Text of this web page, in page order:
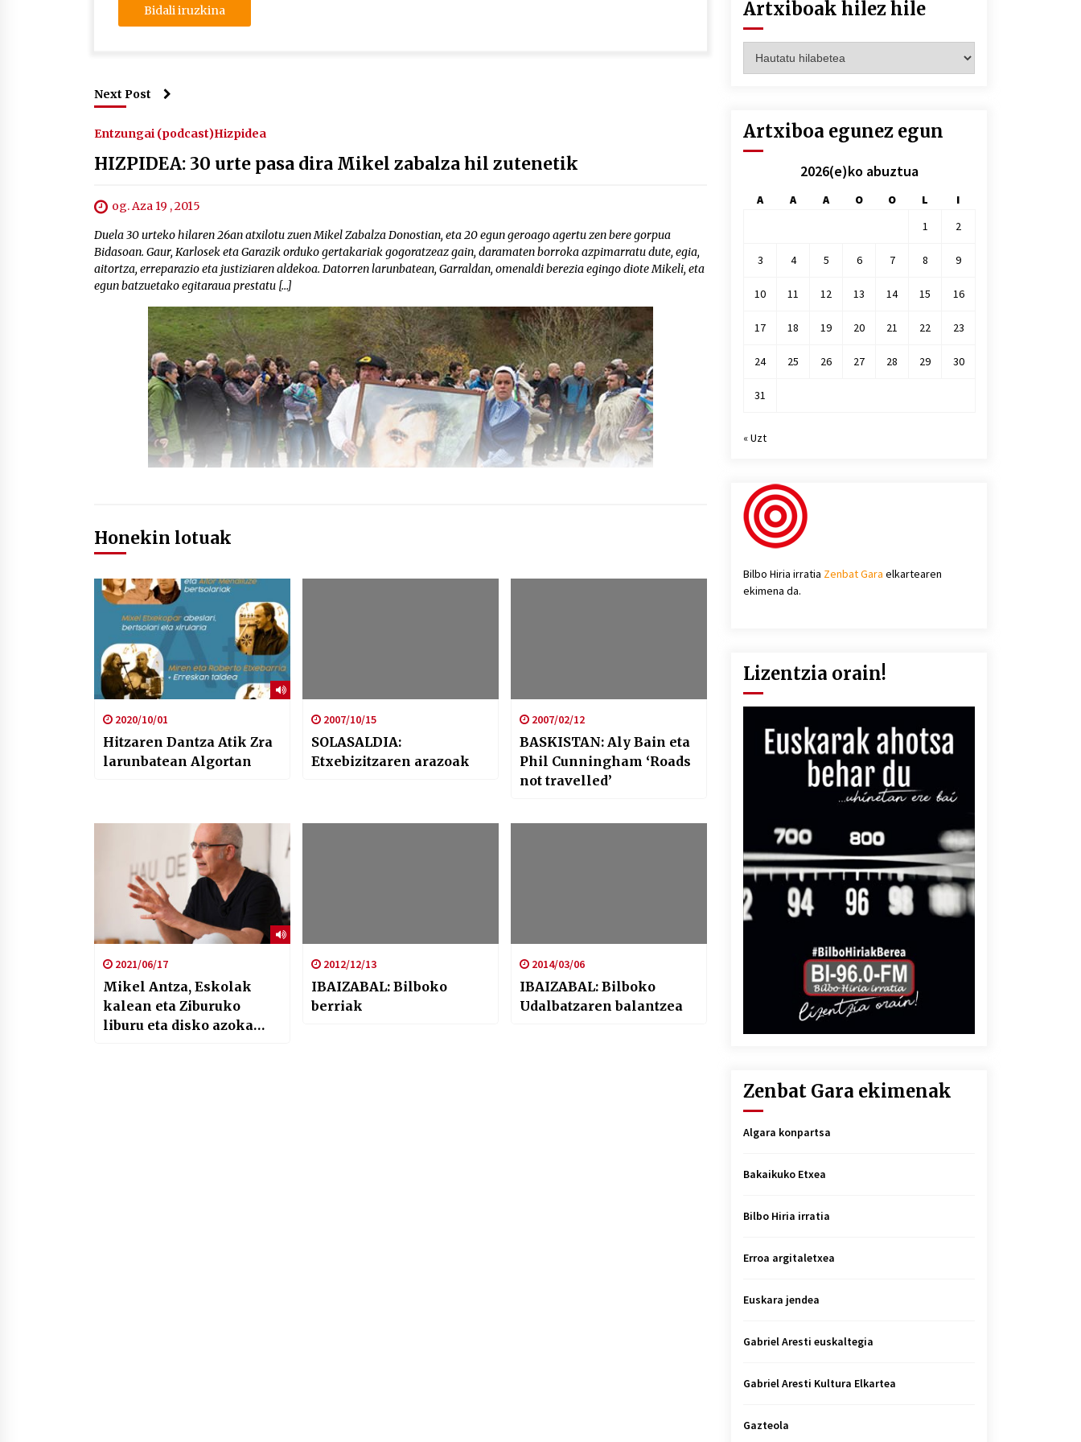
Next Post
Entzungai (podcast)Hizpidea
HIZPIDEA: 30 urte pasa dira Mikel zabalza hil zutenetik
og. Aza 19 , 2015
Duela 30 urteko hilaren 26an atxilotu zuen Mikel Zabalza Donostian, eta 20 egun geroago agertu zen bere gorpua
Bidasoan. Gaur, Karlosek eta Garazik orduko gertakariak gogoratzeaz gain, daramaten borroka azpimarratu dute, egia,
aitortza, erreparazio eta justiziaren aldekoa. Datorren larunbatean, Garraldan, omenaldi berezia egingo diote Mikeli, eta
egun batzuetako egitaraua prestatu […]
Honekin lotuak
2020/10/01
Hitzaren Dantza Atik Zra
larunbatean Algortan
2007/10/15
SOLASALDIA:
Etxebizitzaren arazoak
2007/02/12
BASKISTAN: Aly Bain eta
Phil Cunningham ‘Roads
not travelled’
2021/06/17
Mikel Antza, Eskolak
kalean eta Ziburuko
liburu eta disko azoka
2012/12/13
IBAIZABAL: Bilboko
berriak
2014/03/06
IBAIZABAL: Bilboko
Udalbatzaren balantzea
Artxiboak hilez hile
hilez
Artxiboa egunez egun
2026(e)ko abuztua
A A A O O L
I
1
2
3 4 5 6 7 8 9
10 11 12 13 14 15 16
17 18 19 20 21 22 23
24 25 26 27 28 29 30
31
« Uzt
Bilbo Hiria irratia Zenbat Gara elkartearen
ekimena da.
Lizentzia orain!
Zenbat Gara ekimenak
Algara konpartsa
Bakaikuko Etxea
Bilbo Hiria irratia
Erroa argitaletxea
Euskara jendea
Gabriel Aresti euskaltegia
Gabriel Aresti Kultura Elkartea
Gazteola